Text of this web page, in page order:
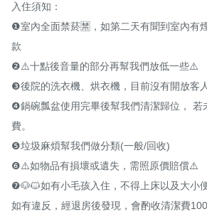
入住須知：
❶室內全面禁菸🈲️，如第二天有聞到室內有
款
❷⚠️十點後音量的部分再幫我們放低一些⚠️
❸後院的洗衣機、烘衣機，目前沒有開放客
❹鍋碗瓢盆使用完畢後幫我們清潔歸位， 若
費。
❺垃圾麻煩幫我們做分類(一般/回收)
❻⚠️如物品有損壞或遺失，需照原價賠償⚠️
❼🐶🐱如有小毛孩入住，不得上床以及大小
如有違反，經退房後發現，會酌收清潔費